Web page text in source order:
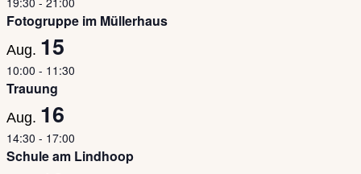
Fotogruppe im Müllerhaus
Aug. 15
10:00 - 11:30
Trauung
Aug. 16
14:30 - 17:00
Schule am Lindhoop